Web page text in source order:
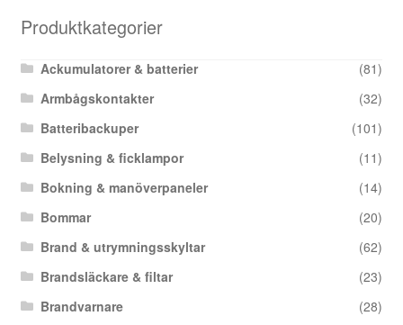
Produktkategorier
Ackumulatorer & batterier
(81)
Armbågskontakter
(32)
Batteribackuper
(101)
Belysning & ficklampor
(11)
Bokning & manöverpaneler
(14)
Bommar
(20)
Brand & utrymningsskyltar
(62)
Brandsläckare & filtar
(23)
Brandvarnare
(28)